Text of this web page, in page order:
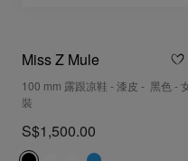
Miss Z Mule
100 mm 露跟凉鞋 - 漆皮 - 黑色 -
裝
S$1,500.00